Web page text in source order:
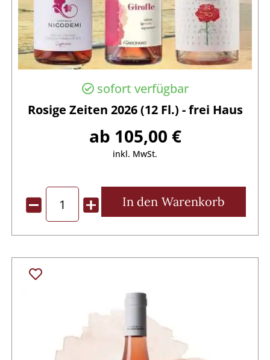
sofort verfügbar
Rosige Zeiten 2026 (12 Fl.) - frei Haus
ab 105,00 €
inkl. MwSt.
In den Warenkorb